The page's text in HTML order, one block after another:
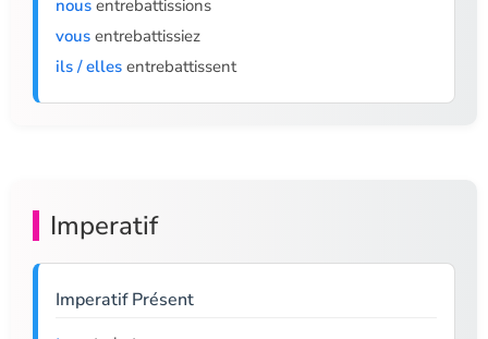
nous entrebattissions
vous entrebattissiez
ils / elles entrebattissent
Imperatif
Imperatif Présent